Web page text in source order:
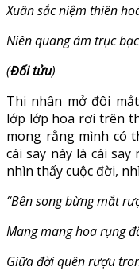
Xuân sắc niệm thiên
Niên quang ám trục
(Đối tửu)
Thi nhân mở đôi
lớp lớp hoa rơi trên
mong rằng mình có
cái say này là cái
nhìn thấy cuộc đời,
“Bên song bừng mắt
Mang mang hoa rụng
Giữa đời quên rượu